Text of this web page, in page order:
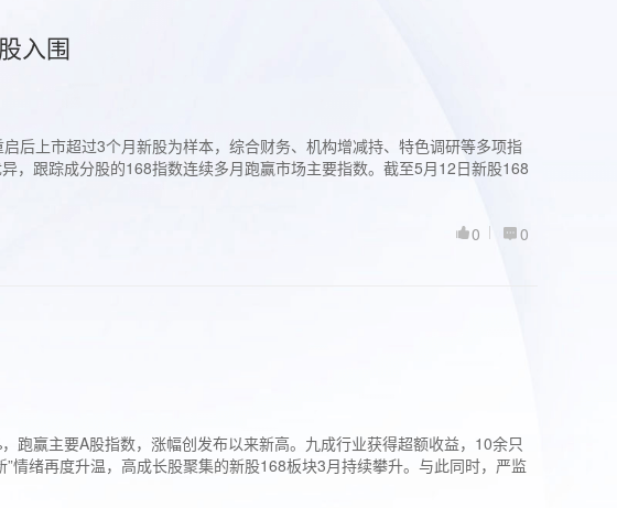
入围
后上市超过3个月新股为样本，综合财务、机构增减持、特色调研等多项指
，跟踪成分股的168指数连续多月跑赢市场主要指数。截至5月12日新股168
0
0
跑赢主要A股指数，涨幅创发布以来新高。九成行业获得超额收益，10余只
情绪再度升温，高成长股聚集的新股168板块3月持续攀升。与此同时，严监